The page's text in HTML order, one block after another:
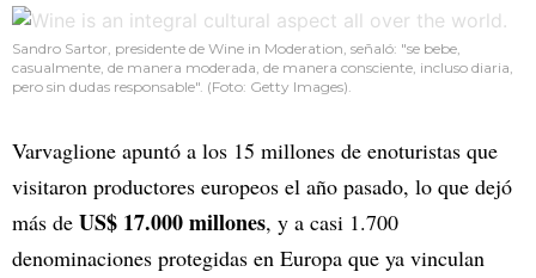
Sandro Sartor, presidente de Wine in Moderation, señaló: "se bebe,
casualmente, de manera moderada, de manera consciente, incluso diaria,
pero sin dudas responsable". (Foto: Getty Images).
Varvaglione apuntó a los 15 millones de enoturistas que
visitaron productores europeos el año pasado, lo que dejó
más de US$ 17.000 millones, y a casi 1.700
denominaciones protegidas en Europa que ya vinculan